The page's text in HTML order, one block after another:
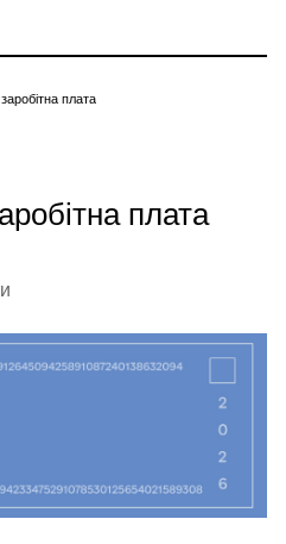
плата
плата